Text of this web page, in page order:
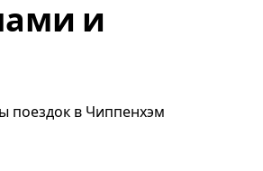
и
поездок в Чиппенхэм